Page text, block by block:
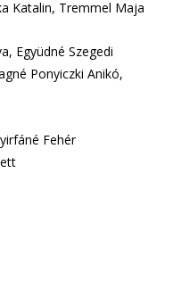
Katalin, Tremmel Maja
Együdné Szegedi
Ponyiczki Anikó,
Fehér